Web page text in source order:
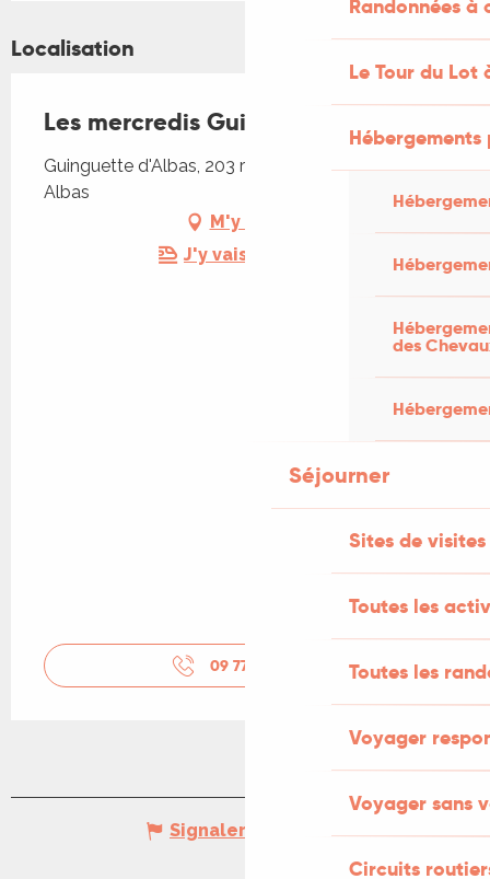
Randonnées
Le Tour du Lot
des
Séjourner
Sites de visites
Toutes les
Toutes les
Voyager
Voyager sans
Circuits
Localisation
Les mercredis Guinguette
Guinguette d'Albas, 203 rue de la Carrière, 46140
Albas
M'y rendre
J'y vais en train !
09 77 91 34
Signaler une erreur